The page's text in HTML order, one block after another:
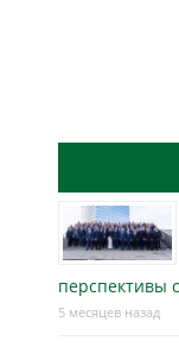
перспективы
5 месяцев назад